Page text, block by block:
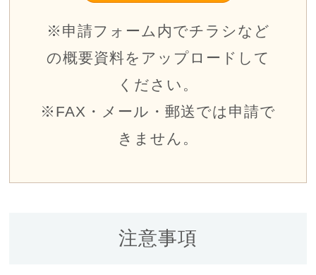
※申請フォーム内でチラシなど
の概要資料をアップロードして
ください。
※FAX・メール・郵送では申請で
きません。
注意事項